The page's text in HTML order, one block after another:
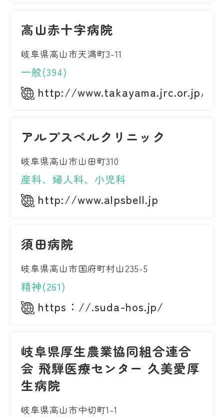
高山赤十字病院
岐阜県高山市天満町3-11
一般(394)
http://www.takayama.jrc.or.jp/
アルプスベルクリニック
岐阜県高山市山田町310
産科、婦人科、小児科
http://www.alpsbell.jp
須田病院
岐阜県高山市国府町村山235-5
精神(261)
https：//.suda-hos.jp/
岐阜県厚生農業協同組合連合
会 飛騨医療センター 久美愛厚
生病院
岐阜県高山市中切町1-1